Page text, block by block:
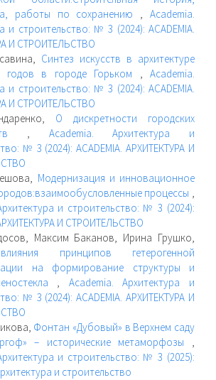
работы по сохранению ,Academia.
и строительство: № 3 (2024): ACADEMIA.
И СТРОИТЕЛЬСТВО
Синтез искусств в архитектуре
х годов в городе Горьком , Academia.
и строительство: № 3 (2024): ACADEMIA.
И СТРОИТЕЛЬСТВО
О дискретности городских
, Academia. Архитектура и
№ 3 (2024): ACADEMIA. АРХИТЕКТУРА И
Модернизация и инновационное
процессы ,
и строительство: № 3 (2024):
И СТРОИТЕЛЬСТВО
Максим Баканов, Ирина Грушко,
принципов гетерогенной
на формирование структуры и
, Academia. Архитектура и
№ 3 (2024): ACADEMIA. АРХИТЕКТУРА И
Фонтан «Дубовый» в Верхнем саду
– исторические метаморфозы ,
и строительство: № 3 (2025):
и строительство